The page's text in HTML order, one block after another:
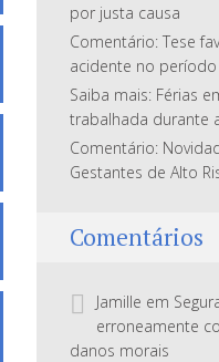
por justa causa
Comentário: Tese
acidente no período
Saiba mais: Férias
trabalhada durante
Comentário:
Gestantes de Alto
Comentários
Jamille em
erroneamente
danos morais